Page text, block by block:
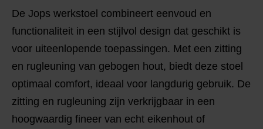
De Jops werkstoel combineert eenvoud en
functionaliteit in een stijlvol design dat geschikt is
voor uiteenlopende toepassingen. Met een zitting
en rugleuning van gebogen hout, biedt deze stoel
optimaal comfort, ideaal voor langdurig gebruik. De
zitting en rugleuning zijn verkrijgbaar in een
hoogwaardig fineer van echt eikenhout of